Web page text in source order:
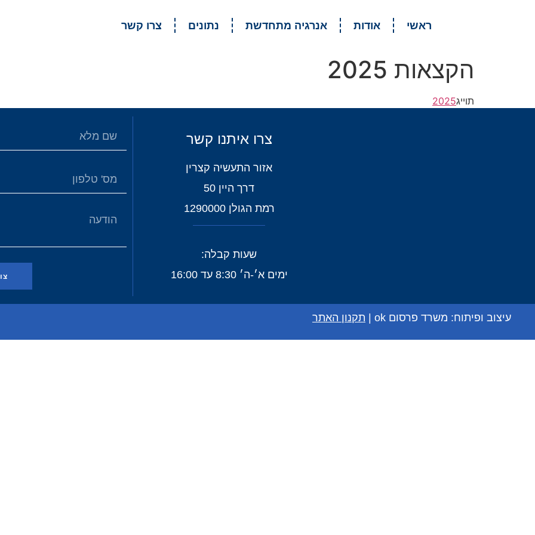
ראשי אודות אנרגיה מתחדשת נתונים צרו קשר
הקצאות 2025
תוייג2025
צרו איתנו קשר
אזור התעשיה קצרין
דרך היין 50
רמת הגולן 1290000
שעות קבלה:
ימים א׳-ה׳ 8:30 עד 16:00
עיצוב ופיתוח: משרד פרסום ok תקנון האתר